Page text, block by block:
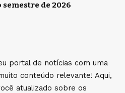
semestre de 2026
portal de notícias com uma
conteúdo relevante! Aqui,
atualizado sobre os